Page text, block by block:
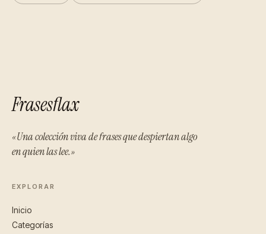
Frasesflax
«Una colección viva de frases que despiertan algo
en quien las lee.»
EXPLORAR
Inicio
Categorías